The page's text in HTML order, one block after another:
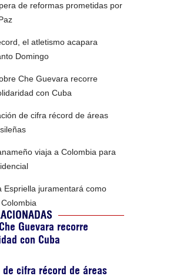
de reformas prometidas por
el atletismo acapara
Domingo
Che Guevara recorre
con Cuba
de cifra récord de áreas
viaja a Colombia para
Espriella juramentará como
Guevara recorre
con Cuba
cifra récord de áreas